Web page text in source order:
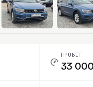
ПРОБІГ
33 000